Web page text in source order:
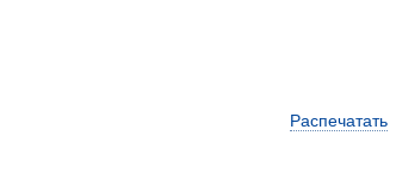
Распечатать